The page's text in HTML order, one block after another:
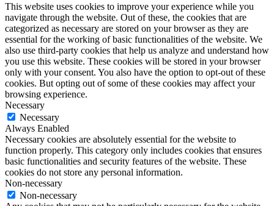
This website uses cookies to improve your experience while you
navigate through the website. Out of these, the cookies that are
categorized as necessary are stored on your browser as they are
essential for the working of basic functionalities of the website. We
also use third-party cookies that help us analyze and understand how
you use this website. These cookies will be stored in your browser
only with your consent. You also have the option to opt-out of these
cookies. But opting out of some of these cookies may affect your
browsing experience.
Necessary
Necessary
Always Enabled
Necessary cookies are absolutely essential for the website to
function properly. This category only includes cookies that ensures
basic functionalities and security features of the website. These
cookies do not store any personal information.
Non-necessary
Non-necessary